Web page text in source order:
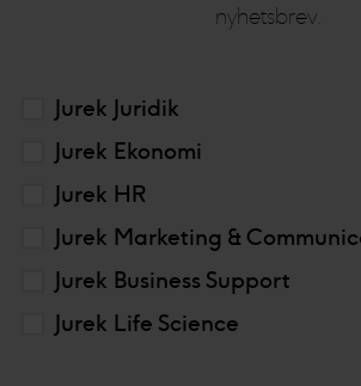
nyhetsbrev.
Jurek Juridik
Jurek Ekonomi
Jurek HR
Jurek Marketing &
Jurek Business Support
Jurek Life Science